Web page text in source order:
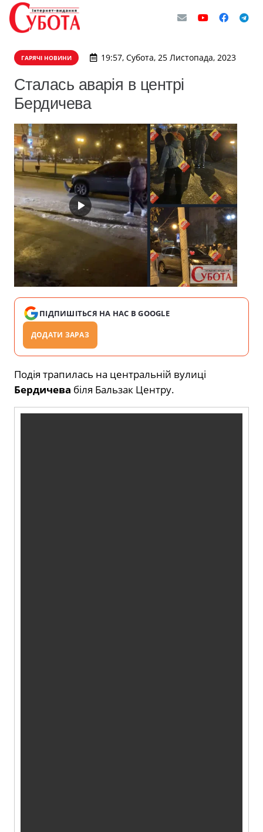
ГАРЯЧІ НОВИНИ 19:57, Субота, 25 Листопада, 2023
Сталась аварія в центрі
Бердичева
ПІДПИШІТЬСЯ НА НАС В GOOGLE
ДОДАТИ ЗАРАЗ
Подія трапилась на центральній вулиці
Бердичева біля Бальзак Центру.